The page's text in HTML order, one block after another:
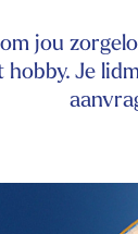
jou
Je